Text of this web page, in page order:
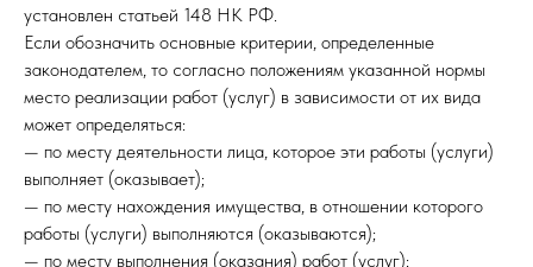
установлен статьей 148 НК РФ.
Если обозначить основные критерии, определенные
законодателем, то согласно положениям указанной нормы
место реализации работ (услуг) в зависимости от их вида
может определяться:
— по месту деятельности лица, которое эти работы (услуги)
выполняет (оказывает);
— по месту нахождения имущества, в отношении которого
работы (услуги) выполняются (оказываются);
— по месту выполнения (оказания) работ (услуг);